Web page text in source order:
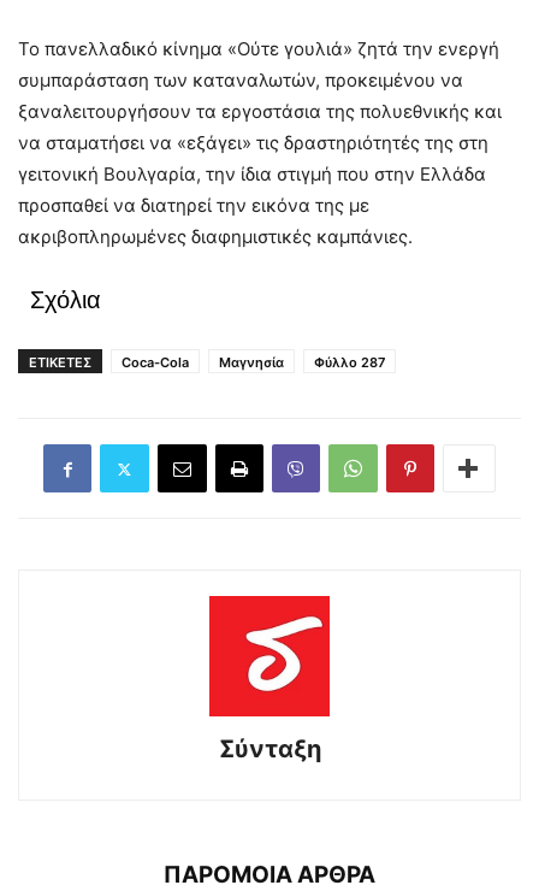
Το πανελλαδικό κίνημα «Ούτε γουλιά» ζητά την ενεργή
συμπαράσταση των καταναλωτών, προκειμένου να
ξαναλειτουργήσουν τα εργοστάσια της πολυεθνικής και
να σταματήσει να «εξάγει» τις δραστηριότητές της στη
γειτονική Βουλγαρία, την ίδια στιγμή που στην Ελλάδα
προσπαθεί να διατηρεί την εικόνα της με
ακριβοπληρωμένες διαφημιστικές καμπάνιες.
Σχόλια
ΕΤΙΚΕΤΕΣ Coca-Cola Μαγνησία Φύλλο 287
Σύνταξη
ΠΑΡΟΜΟΙΑ ΑΡΘΡΑ